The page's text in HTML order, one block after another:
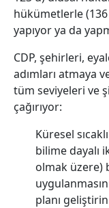
hükümetlerle
yapıyor ya da
CDP, şehirleri,
adımları atmaya
tüm seviyeleri ve
çağırıyor:
Küresel
bilime dayalı
olmak üzere)
planı